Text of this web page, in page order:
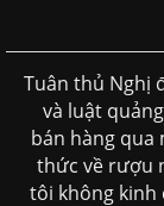
Tuân thủ Nghị
và luật
bán hàng qua
thức về rượu
tôi không